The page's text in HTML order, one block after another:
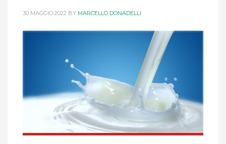
30 MAGGIO 2022 BY MARCELLO DONADELLI